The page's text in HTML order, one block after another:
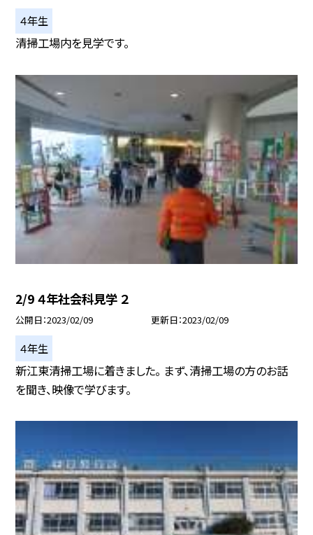
４年生
清掃工場内を見学です。
2/9 ４年社会科見学 ２
公開日 2023/02/09 更新日 2023/02/09
４年生
新江東清掃工場に着きました。 まず、清掃工場の方のお話
を聞き、映像で学びます。